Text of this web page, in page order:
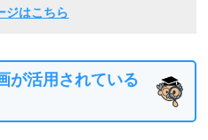
ジはこちら
が活用されている